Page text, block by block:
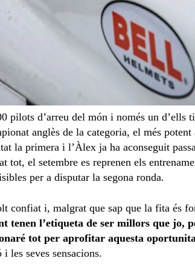
pilots d’arreu del món i només un
anglès de la categoria, el més
la primera i l’Àlex ja ha aconseguit
tot, el setembre es reprenen els
per a disputar la segona ronda.
confiat i, malgrat que sap que la fita és
tenen l’etiqueta de ser millors que jo,
tot per aprofitar aquesta
les seves sensacions.